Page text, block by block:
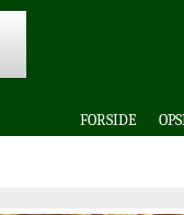
FORSIDE